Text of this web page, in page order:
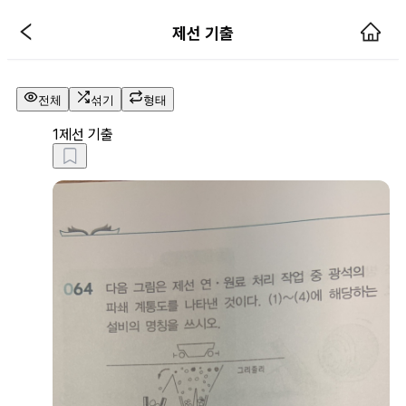
제선 기출 해설 페이지
제선 기출
전체 섞기 형태
1제선 기출